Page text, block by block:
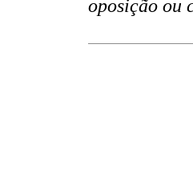
oposição